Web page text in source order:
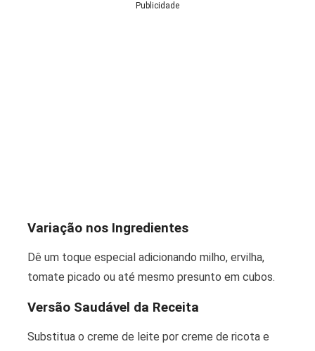
Publicidade
Variação nos Ingredientes
Dê um toque especial adicionando milho, ervilha,
tomate picado ou até mesmo presunto em cubos.
Versão Saudável da Receita
Substitua o creme de leite por creme de ricota e